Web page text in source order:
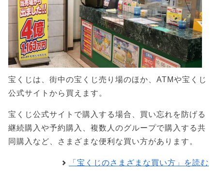
宝くじは、街中の宝くじ売り場のほか、ATMや宝くじ
公式サイトから買えます。
宝くじ公式サイトで購入する場合、買い忘れを防げる
継続購入や予約購入、複数人のグループで購入する共
同購入など、さまざまな便利な買い方があります。
「宝くじのさまざまな買い方」を読む